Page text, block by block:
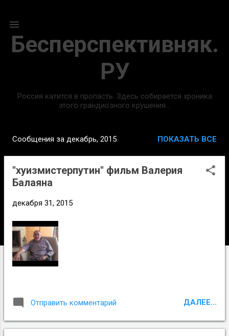
Бесперспективняк.
РУ
Россия катится в пропасть. Здесь собирается хроника
этого грандиозного крушения...
о
щ
Сообщения за декабрь, 2015 ПОКАЗАТЬ ВСЕ
"хуизмистерпутин" фильм Валерия
Балаяна
декабря 31, 2015
Отправить комментарий ДАЛЕЕ...